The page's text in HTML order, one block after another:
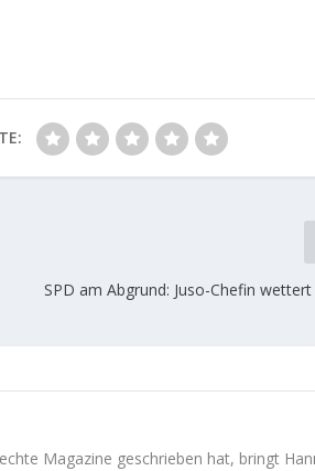
SPD am Abgrund: Juso-Chefin
Magazine geschrieben hat, bringt